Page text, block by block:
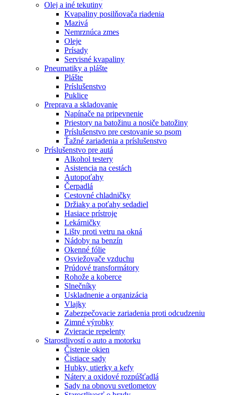
Olej a iné tekutiny
Kvapaliny posilňovača riadenia
Mazivá
Nemrznúca zmes
Oleje
Prísady
Servisné kvapaliny
Pneumatiky a plášte
Plášte
Príslušenstvo
Puklice
Preprava a skladovanie
Napínače na pripevnenie
Priestory na batožinu a nosiče batožiny
Príslušenstvo pre cestovanie so psom
Ťažné zariadenia a príslušenstvo
Príslušenstvo pre autá
Alkohol testery
Asistencia na cestách
Autopoťahy
Čerpadlá
Cestovné chladničky
Držiaky a poťahy sedadiel
Hasiace prístroje
Lekárničky
Lišty proti vetru na okná
Nádoby na benzín
Okenné fólie
Osviežovače vzduchu
Prúdové transformátory
Rohože a koberce
Slnečníky
Uskladnenie a organizácia
Vlajky
Zabezpečovacie zariadenia proti odcudzeniu
Zimné výrobky
Zvieracie repelenty
Starostlivostí o auto a motorku
Čistenie okien
Čistiace sady
Hubky, utierky a kefy
Nátery a oxidové rozpúšťadlá
Sady na obnovu svetlometov